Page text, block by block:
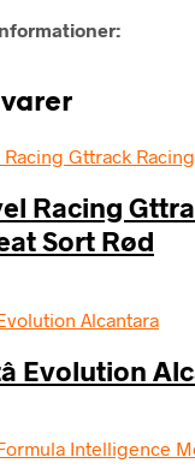
Racing
Sort Rød
Evolution